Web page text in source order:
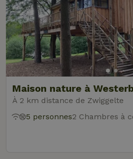
Maison nature à
À 2 km distance de Zwiggelte
5 personnes2 Chambres à